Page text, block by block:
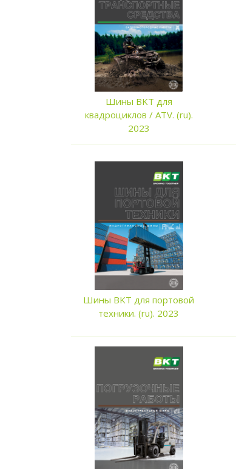
Шины BKT для
квадроциклов / ATV. (ru).
2023
Шины BKT для портовой
техники. (ru). 2023